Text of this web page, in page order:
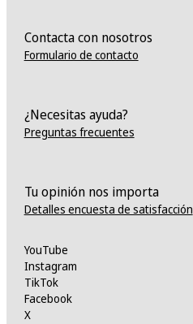
Contacta con nosotros
Formulario de contacto
¿Necesitas ayuda?
Preguntas frecuentes
Tu opinión nos importa
Detalles encuesta de satisfacción
YouTube
Instagram
TikTok
Facebook
X